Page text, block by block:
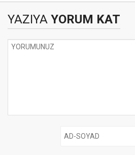
YAZIYA YORUM KAT